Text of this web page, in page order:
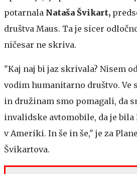
potarnala Nataša Švikart,
društva Maus. Ta je sicer
ničesar ne skriva.
"Kaj naj bi jaz skrivala? Nisem
vodim humanitarno društvo. Ve
in družinam smo pomagali, da
invalidske avtomobile, da je bila
v Ameriki. In še in še," je za
Švikartova.